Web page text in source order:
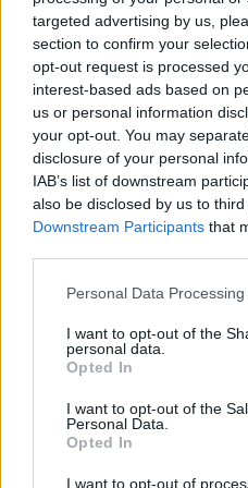
targeted advertising by us,
section to confirm your
opt-out request is processed
interest-based ads based on
us or personal information
your opt-out. You may
disclosure of your personal
IAB’s list of downstream
also be disclosed by us to
Downstream Participants that
Personal Data
I want to opt-out of the
personal data.
Opted In
I want to opt-out of the
Personal Data.
Opted In
I want to opt-out of
bërthamorë në Mesdhe:
Dislokimi më i madh që
nga Lufta e Ftohtë (FOTO
LAJM)
15:57 / 16/02/2022
të fundit